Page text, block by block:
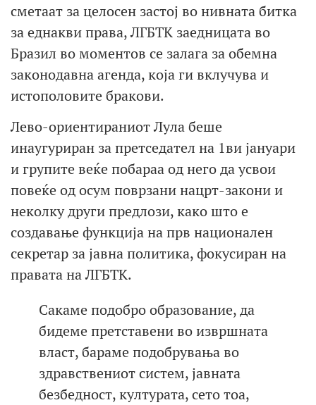
сметаат за целосен застој во нивната битка
за еднакви права, ЛГБТК заедницата во
Бразил во моментов се залага за обемна
законодавна агенда, која ги вклучува и
истополовите бракови.
Лево-ориентираниот Лула беше
инаугуриран за претседател на 1ви јануари
и групите веќе побараа од него да усвои
повеќе од осум поврзани нацрт-закони и
неколку други предлози, како што е
создавање функција на прв национален
секретар за јавна политика, фокусиран на
правата на ЛГБТК.
Сакаме подобро образование, да
бидеме претставени во извршната
власт, бараме подобрувања во
здравствениот систем, јавната
безбедност, културата, сето тоа,